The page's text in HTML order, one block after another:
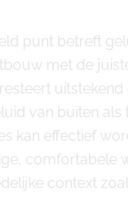
punt betreft
met de
van buiten als
kan effectief
comfortabele
context